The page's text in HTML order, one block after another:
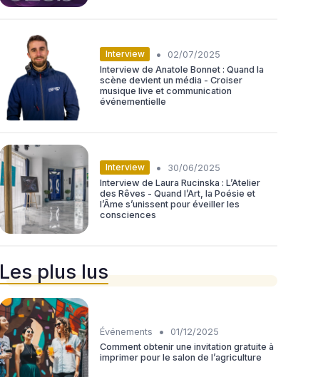
Interview •
02/07/2025
Interview de Anatole Bonnet : Quand la
scène devient un média - Croiser
musique live et communication
événementielle
Interview •
30/06/2025
Interview de Laura Rucinska : L’Atelier
des Rêves - Quand l’Art, la Poésie et
l’Âme s’unissent pour éveiller les
consciences
Les plus lus
Événements •
01/12/2025
Comment obtenir une invitation gratuite à
imprimer pour le salon de l’agriculture